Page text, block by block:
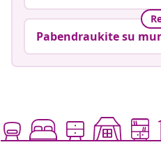
Pabendraukite su